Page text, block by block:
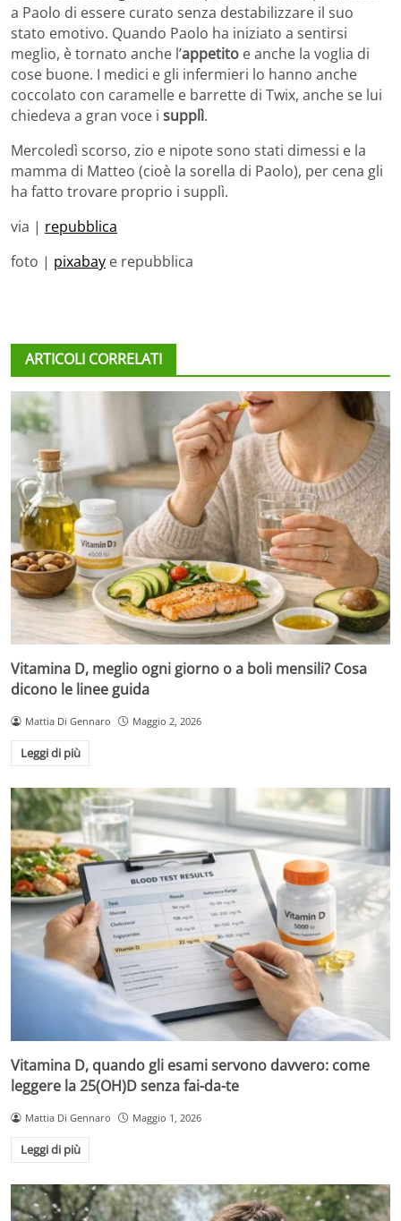
a Paolo di essere curato senza destabilizzare il suo
stato emotivo. Quando Paolo ha iniziato a sentirsi
meglio, è tornato anche l’appetito e anche la voglia di
cose buone. I medici e gli infermieri lo hanno anche
coccolato con caramelle e barrette di Twix, anche se lui
chiedeva a gran voce i supplì.
Mercoledì scorso, zio e nipote sono stati dimessi e la
mamma di Matteo (cioè la sorella di Paolo), per cena gli
ha fatto trovare proprio i supplì.
via | repubblica
foto | pixabay e repubblica
ARTICOLI CORRELATI
Vitamina D, meglio ogni giorno o a boli mensili? Cosa
dicono le linee guida
Mattia Di Gennaro Maggio 2, 2026
Leggi di più
Vitamina D, quando gli esami servono davvero: come
leggere la 25(OH)D senza fai-da-te
Mattia Di Gennaro Maggio 1, 2026
Leggi di più